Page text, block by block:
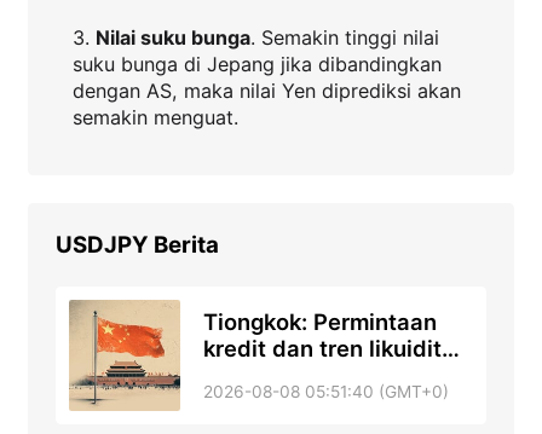
3. Nilai suku bunga. Semakin tinggi nilai
suku bunga di Jepang jika dibandingkan
dengan AS, maka nilai Yen diprediksi akan
semakin menguat.
USDJPY Berita
Tiongkok: Permintaan
kredit dan tren likuiditas
2026-08-08 05:51:40 (GMT+0)